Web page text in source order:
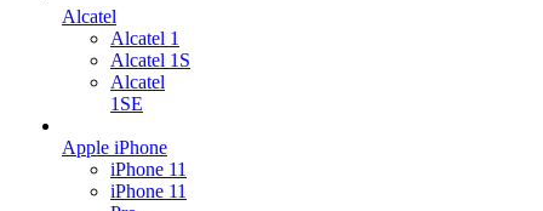
Alcatel
Alcatel 1
Alcatel 1S
Alcatel
1SE
Apple iPhone
iPhone 11
iPhone 11